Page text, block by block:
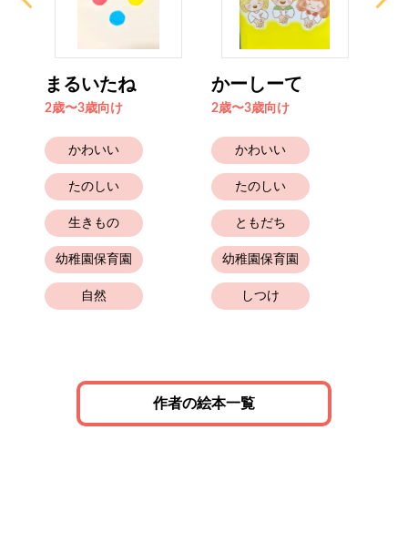
まるいたね
2歳〜3歳向け
かわいい
たのしい
生きもの
幼稚園保育園
自然
かーしーて
2歳〜3歳向け
かわいい
たのしい
ともだち
幼稚園保育園
しつけ
作者の絵本一覧